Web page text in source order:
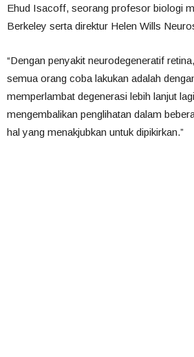
Ehud Isacoff, seorang profesor biologi
Berkeley serta direktur Helen Wills
“Dengan penyakit neurodegeneratif
semua orang coba lakukan adalah
memperlambat degenerasi lebih lanjut
mengembalikan penglihatan dalam
hal yang menakjubkan untuk dipikirkan.”